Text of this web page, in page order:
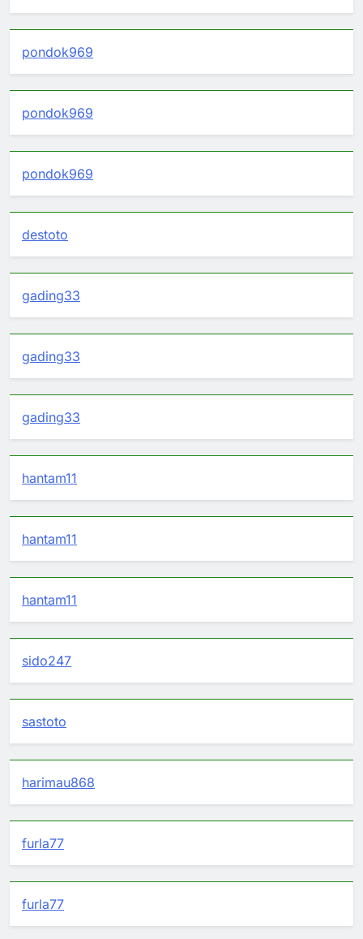
pondok969
pondok969
pondok969
destoto
gading33
gading33
gading33
hantam11
hantam11
hantam11
sido247
sastoto
harimau868
furla77
furla77